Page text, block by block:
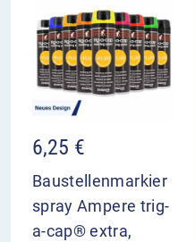
6,25 €
Baustellenmarkier
spray Ampere trig-
a-cap® extra,